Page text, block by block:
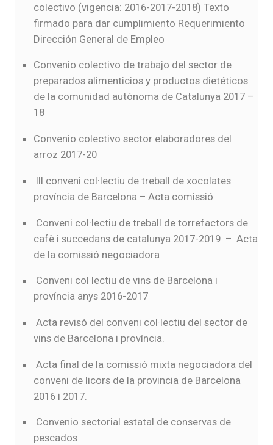
colectivo (vigencia: 2016-2017-2018) Texto
firmado para dar cumplimiento Requerimiento
Dirección General de Empleo
Convenio colectivo de trabajo del sector de
preparados alimenticios y productos dietéticos
de la comunidad autónoma de Catalunya 2017 –
18
Convenio colectivo sector elaboradores del
arroz 2017-20
III conveni col·lectiu de treball de xocolates
província de Barcelona – Acta comissió
Conveni col·lectiu de treball de torrefactors de
cafè i succedans de catalunya 2017-2019 – Acta
de la comissió negociadora
Conveni col·lectiu de vins de Barcelona i
província anys 2016-2017
Acta revisó del conveni col·lectiu del sector de
vins de Barcelona i província.
Acta final de la comissió mixta negociadora del
conveni de licors de la provincia de Barcelona
2016 i 2017
Convenio sectorial estatal de conservas de
pescados